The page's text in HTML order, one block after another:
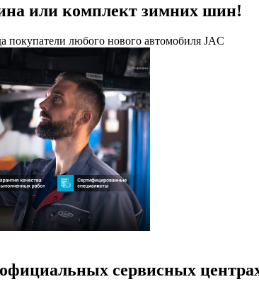
или комплект зимних шин!
покупатели любого нового автомобиля JAC
сервисных